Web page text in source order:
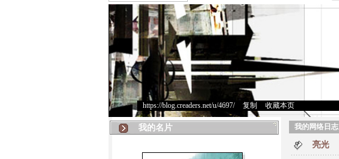
https://blog.creaders.net/u/4697/> 复制 收藏本页
我的名片 我的网络日志
亮光